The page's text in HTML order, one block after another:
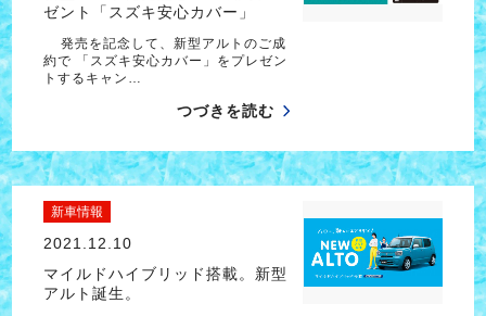
ゼント「スズキ安心カバー」
発売を記念して、新型アルトのご成
約で 「スズキ安心カバー」をプレゼン
トするキャン…
つづきを読む
新車情報
2021.12.10
マイルドハイブリッド搭載。新型
アルト誕生。